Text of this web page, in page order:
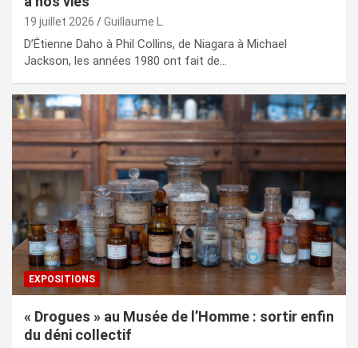
19 juillet 2026 Guillaume L.
D’Étienne Daho à Phil Collins, de Niagara à Michael
Jackson, les années 1980 ont fait de…
EXPOSITIONS
« Drogues » au Musée de l’Homme : sortir enfin
du déni collectif